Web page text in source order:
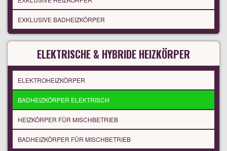
EXKLUSIVE BADHEIZKÖRPER
ELEKTRISCHE & HYBRIDE HEIZKÖRPER
ELEKTROHEIZKÖRPER
BADHEIZKÖRPER ELEKTRISCH
HEIZKÖRPER FÜR MISCHBETRIEB
BADHEIZKÖRPER FÜR MISCHBETRIEB